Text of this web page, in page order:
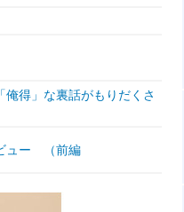
得」な裏話がもりだくさ
ュー （前編